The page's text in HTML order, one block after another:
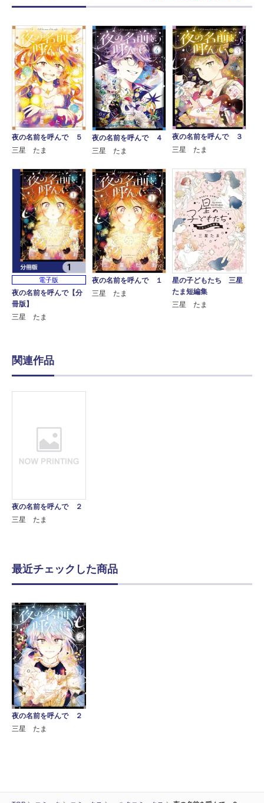
夜の名前を呼んで ５
三星 たま
夜の名前を呼んで ４
三星 たま
夜の名前を呼んで ３
三星 たま
電子版
夜の名前を呼んで【分
冊版】
三星 たま
夜の名前を呼んで １
三星 たま
星の子どもたち 三星
たま短編集
三星 たま
関連作品
夜の名前を呼んで ２
三星 たま
最近チェックした商品
夜の名前を呼んで ２
三星 たま